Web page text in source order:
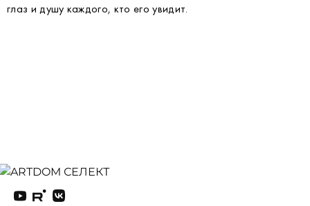
глаз и душу каждого, кто его увидит.